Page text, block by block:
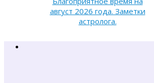
август 2026 года. Заметки
астролога.